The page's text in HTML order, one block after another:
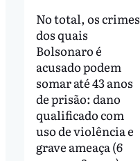
No total, os crimes
dos quais
Bolsonaro é
acusado podem
somar até 43 anos
de prisão: dano
qualificado com
uso de violência e
grave ameaça (6